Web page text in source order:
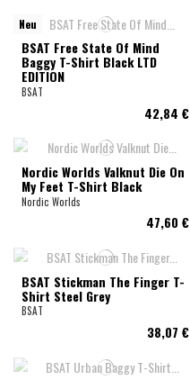
Neu
BSAT Free State Of Mind
Baggy T-Shirt Black LTD
EDITION
BSAT
42,84 €
Nordic Worlds Valknut Die On
My Feet T-Shirt Black
Nordic Worlds
47,60 €
BSAT Stickman The Finger T-
Shirt Steel Grey
BSAT
38,07 €